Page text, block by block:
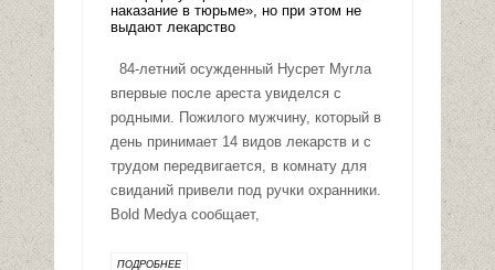
84-летний осужденный Нусрет Мугла
впервые после ареста увиделся с
родными. Пожилого мужчину, который в
день принимает 14 видов лекарств и с
трудом передвигается, в комнату для
свиданий привели под ручки охранники.
Bold Medya сообщает,
ПОДРОБНЕЕ